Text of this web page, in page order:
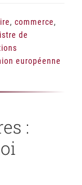
, commerce,
de
européenne
: